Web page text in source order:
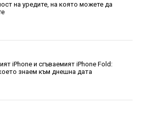
на уредите, на която можете да
iPhone и сгъваемият iPhone Fold:
знаем към днешна дата